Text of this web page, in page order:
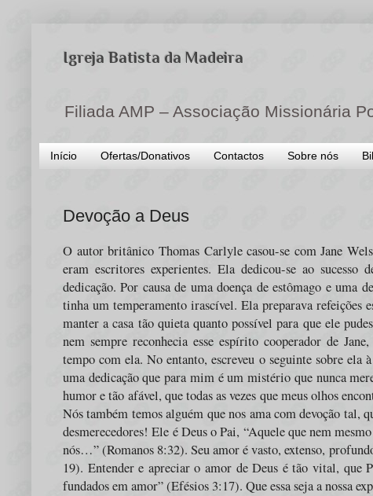
Igreja Batista da Madeira
Filiada AMP – Associação Missionária
Início Ofertas/Donativos Contactos Sobre nós
Devoção a Deus
O autor britânico Thomas Carlyle casou-se com Jane
eram escritores experientes. Ela dedicou-se ao sucesso
dedicação. Por causa de uma doença de estômago e uma
tinha um temperamento irascível. Ela preparava refeições
manter a casa tão quieta quanto possível para que ele
nem sempre reconhecia esse espírito cooperador de
tempo com ela. No entanto, escreveu o seguinte sobre
uma dedicação que para mim é um mistério que nunca
humor e tão afável, que todas as vezes que meus olhos
Nós também temos alguém que nos ama com devoção tal,
desmerecedores! Ele é Deus o Pai, “Aquele que nem
nós…” (Romanos 8:32). Seu amor é vasto, extenso,
19). Entender e apreciar o amor de Deus é tão vital, que
fundados em amor” (Efésios 3:17). Que essa seja a nossa